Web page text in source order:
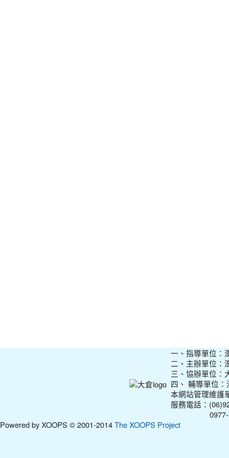
一、指導單位：
二、主辦單位：
三、協辦單位：
四、 輔導單位
本網站管理維護
服務電話：
0977-
Powered by XOOPS © 2001-2014The XOOPS Project